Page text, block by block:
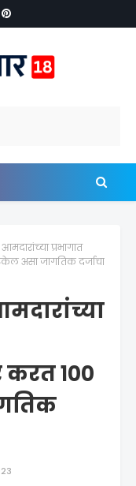
प्रभागात
असा जागतिक दर्जाचा
करत १००